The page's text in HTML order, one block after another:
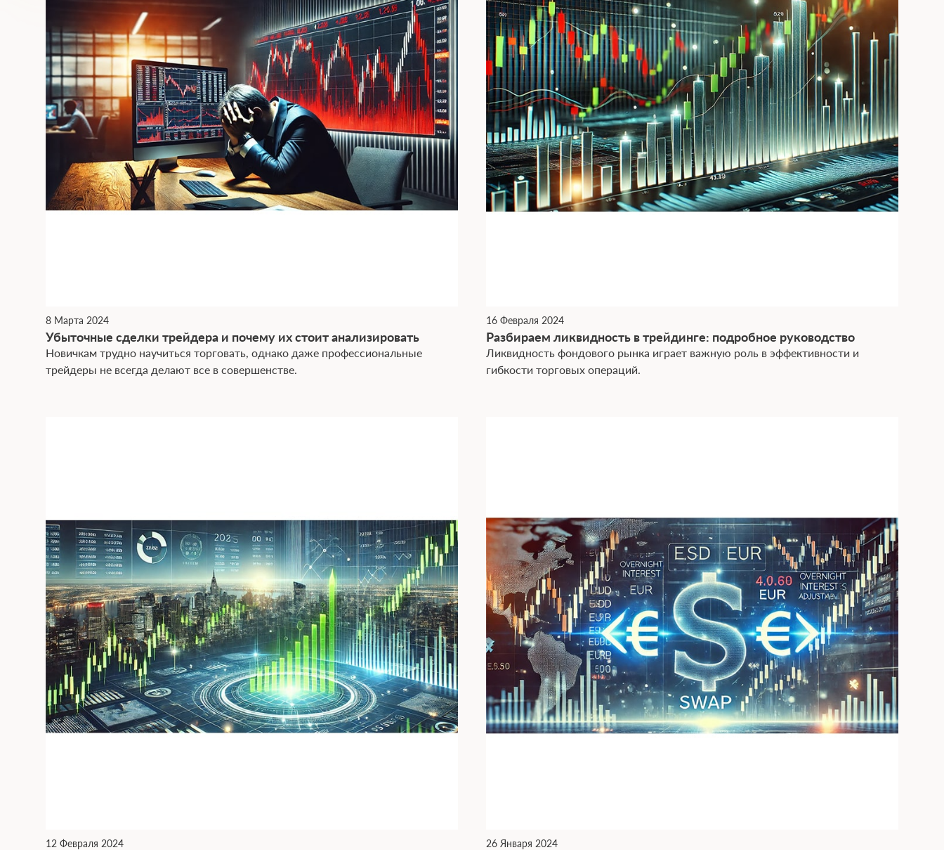
8 Марта 2024
Убыточные сделки трейдера и почему их стоит анализировать
Новичкам трудно научиться торговать, однако даже профессиональные
трейдеры не всегда делают все в совершенстве.
16 Февраля 2024
Рaзбирaем ликвидность в трейдинге: подробное рукoводство
Ликвидность фондового рынка играет важную роль в эффективности и
гибкости торговых операций.
12 Февраля 2024 26 Января 2024